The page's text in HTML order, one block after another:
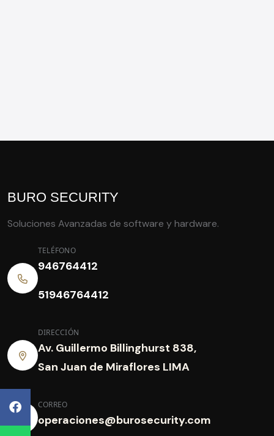
BURO SECURITY
Soluciones Avanzadas de software y hardware.
TELÉFONO
946764412
51946764412
DIRECCIÓN
Av. Guillermo Billinghurst 838,
San Juan de Miraflores LIMA
CORREO
operaciones@burosecurity.com